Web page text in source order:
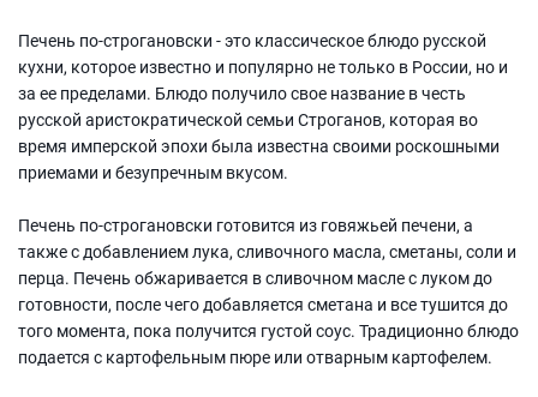
Печень по-строгановски - это классическое блюдо русской
кухни, которое известно и популярно не только в России, но и
за ее пределами. Блюдо получило свое название в честь
русской аристократической семьи Строганов, которая во
время имперской эпохи была известна своими роскошными
приемами и безупречным вкусом.
Печень по-строгановски готовится из говяжьей печени, а
также с добавлением лука, сливочного масла, сметаны, соли и
перца. Печень обжаривается в сливочном масле с луком до
готовности, после чего добавляется сметана и все тушится до
того момента, пока получится густой соус. Традиционно блюдо
подается с картофельным пюре или отварным картофелем.